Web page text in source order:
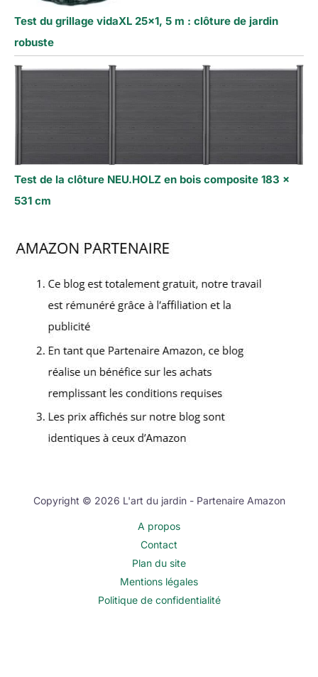
Test du grillage vidaXL 25×1, 5 m : clôture de jardin
robuste
Test de la clôture NEU.HOLZ en bois composite 183 x
531 cm
Copyright © 2026 L'art du jardin - Partenaire Amazon
A propos
Contact
Plan du site
Mentions légales
Politique de confidentialité